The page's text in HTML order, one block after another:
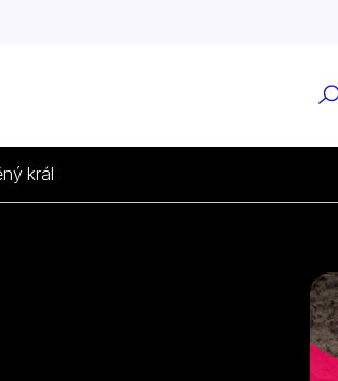
král